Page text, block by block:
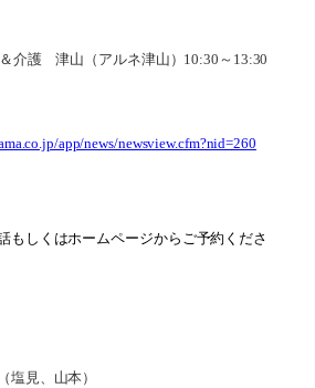
介護 津山（アルネ津山）10:30～13:30
app/news/newsview.cfm?nid=260
もしくはホームページからご予約くださ
見、山本）